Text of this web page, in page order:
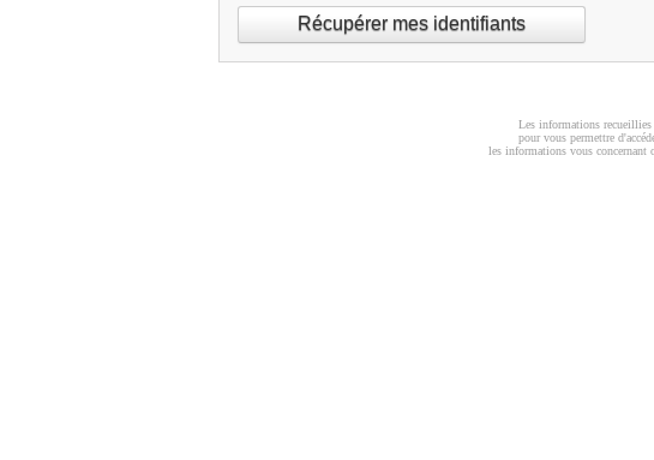
Les informations recueillies
pour vous permettre
les informations vous concernant